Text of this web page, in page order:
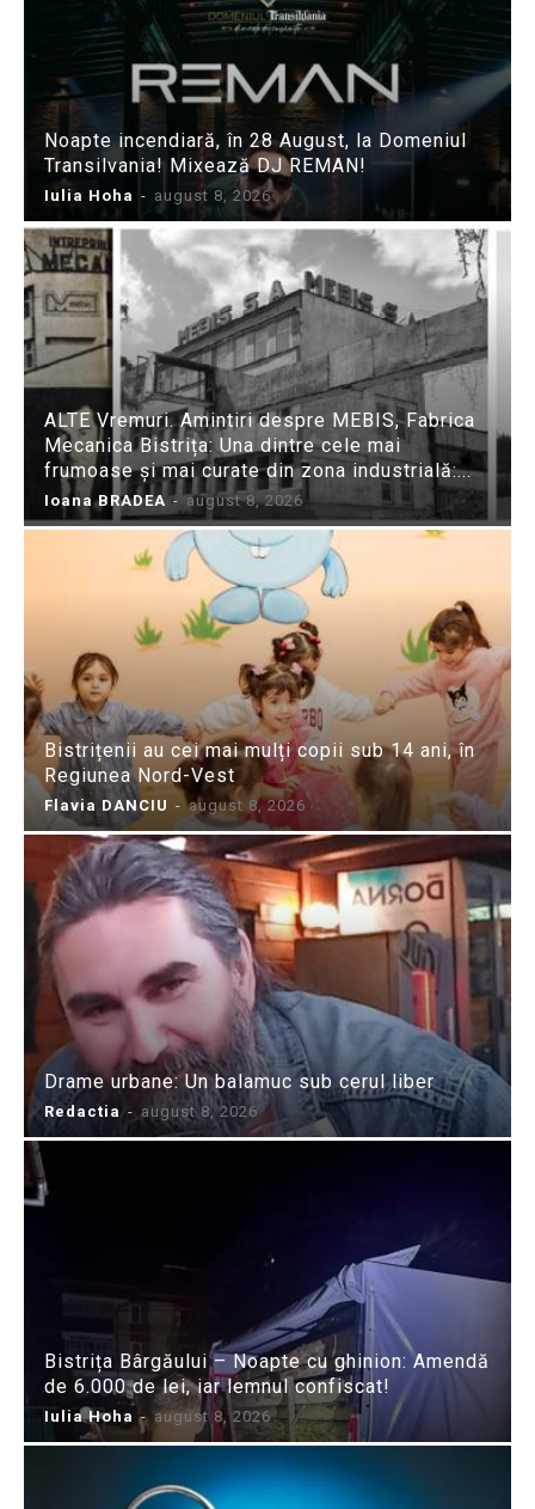
Noapte incendiară, în 28 August, la Domeniul
Transilvania! Mixează DJ REMAN!
Iulia Hoha - august 8, 2026
ALTE Vremuri. Amintiri despre MEBIS, Fabrica
Mecanica Bistrița: Una dintre cele mai
frumoase și mai curate din zona industrială:...
Ioana BRADEA - august 8, 2026
Bistrițenii au cei mai mulți copii sub 14 ani, în
Regiunea Nord-Vest
Flavia DANCIU - august 8, 2026
Drame urbane: Un balamuc sub cerul liber
Redactia - august 8, 2026
Bistrița Bârgăului – Noapte cu ghinion: Amendă
de 6.000 de lei, iar lemnul confiscat!
Iulia Hoha - august 8, 2026